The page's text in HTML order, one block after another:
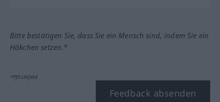
Bitte bestätigen Sie, dass Sie ein Mensch sind, indem Sie ein
Häkchen setzen.*
*Pflichtfeld
Feedback absenden